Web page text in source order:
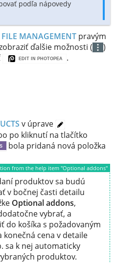
podľa nápovedy
FILE MANAGEMENT pravým
ďalšie možnosti (
)
EDIT IN PHOTOPEA .
v úprave
po kliknutí na tlačítko
bola pridaná nová položka
from the help item "Optional addons"
produktov sa budú
v bočnej časti detailu
Optional addons,
vybrať, a
do košíka s požadovaným
cena v detaile
sa k nej automaticky
produktov.